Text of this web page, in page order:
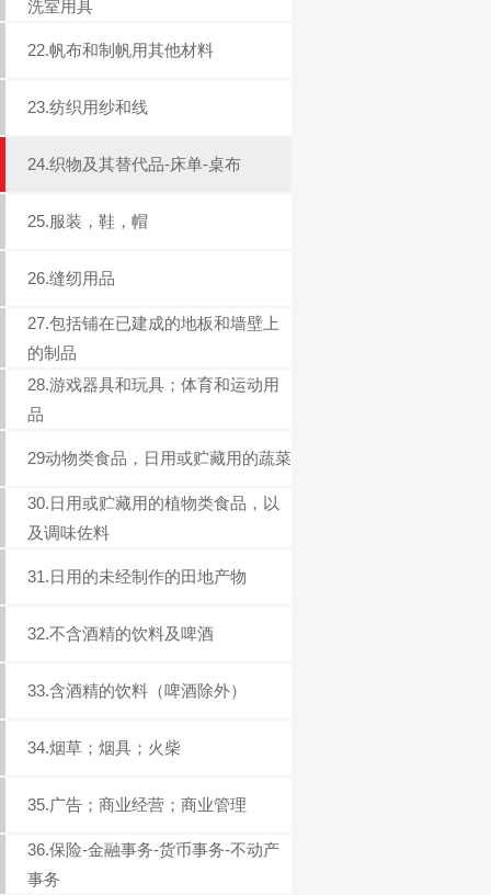
洗室用具
22.帆布和制帆用其他材料
23.纺织用纱和线
24.织物及其替代品-床单-桌布
25.服装，鞋，帽
26.缝纫用品
27.包括铺在已建成的地板和墙壁上
的制品
28.游戏器具和玩具；体育和运动用
品
29动物类食品，日用或贮藏用的蔬菜
30.日用或贮藏用的植物类食品，以
及调味佐料
31.日用的未经制作的田地产物
32.不含酒精的饮料及啤酒
33.含酒精的饮料（啤酒除外）
34.烟草；烟具；火柴
35.广告；商业经营；商业管理
36.保险-金融事务-货币事务-不动产
事务